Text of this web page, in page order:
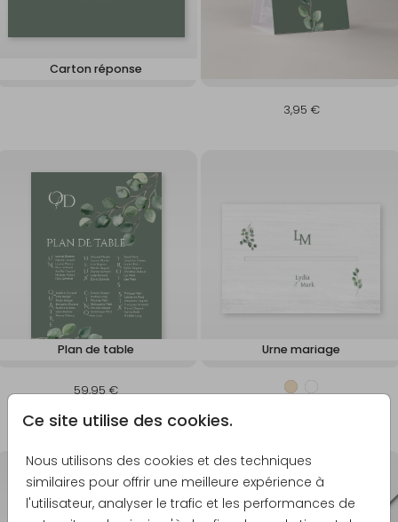
Ce site utilise des cookies.
Nous utilisons des cookies et des techniques
similaires pour offrir une meilleure expérience à
l'utilisateur, analyser le trafic et les performances de
Carton réponse
3,95 €
Plan de table
59,95 €
Urne mariage